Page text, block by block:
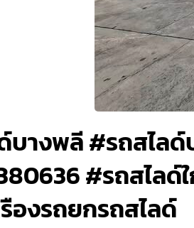
บางพลี #รถสไลด์
#รถสไลด์
องรถยกรถสไลด์